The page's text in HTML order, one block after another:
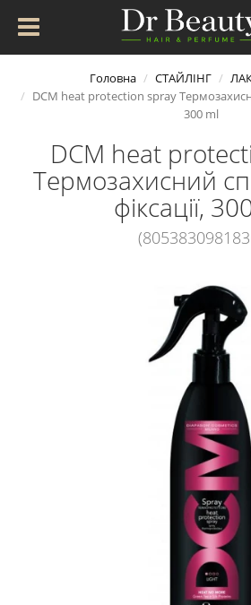
Головна СТАЙЛІНГ
DCM heat protection spray
300 ml
DCM heat
Термозахисний
фіксації,